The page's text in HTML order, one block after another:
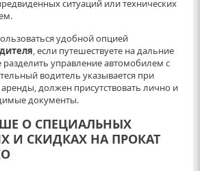
ситуаций или технических
удобной опцией
, если путешествуете на дальние
разделить управление автомобилем с
водитель указывается при
должен присутствовать лично и
документы.
О СПЕЦИАЛЬНЫХ
И СКИДКАХ НА ПРОКАТ